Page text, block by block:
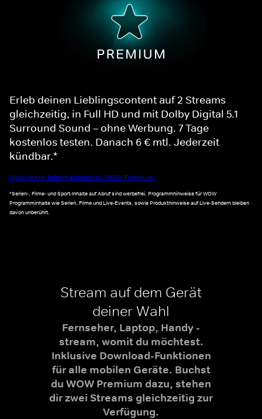
Erleb deinen Lieblingscontent auf 2 Streams
gleichzeitig, in Full HD und mit Dolby Digital 5.1
Surround Sound – ohne Werbung. 7 Tage
kostenlos testen. Danach 6 € mtl. Jederzeit
kündbar.*
Noch mehr Informationen zu WOW Premium
*Serien-, Filme- und Sport-Inhalte auf Abruf sind werbefrei. Programmhinweise für WOW
Programminhalte wie Serien, Filme und Live-Events, sowie Produkthinweise auf Live-Sendern bleiben
davon unberührt.
Stream auf dem Gerät
deiner Wahl
Fernseher, Laptop, Handy -
stream, womit du möchtest.
Inklusive Download-Funktionen
für alle mobilen Geräte. Buchst
du WOW Premium dazu, stehen
dir zwei Streams gleichzeitig zur
Verfügung.